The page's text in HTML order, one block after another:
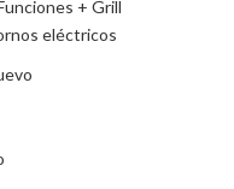
+ Grill
eléctricos